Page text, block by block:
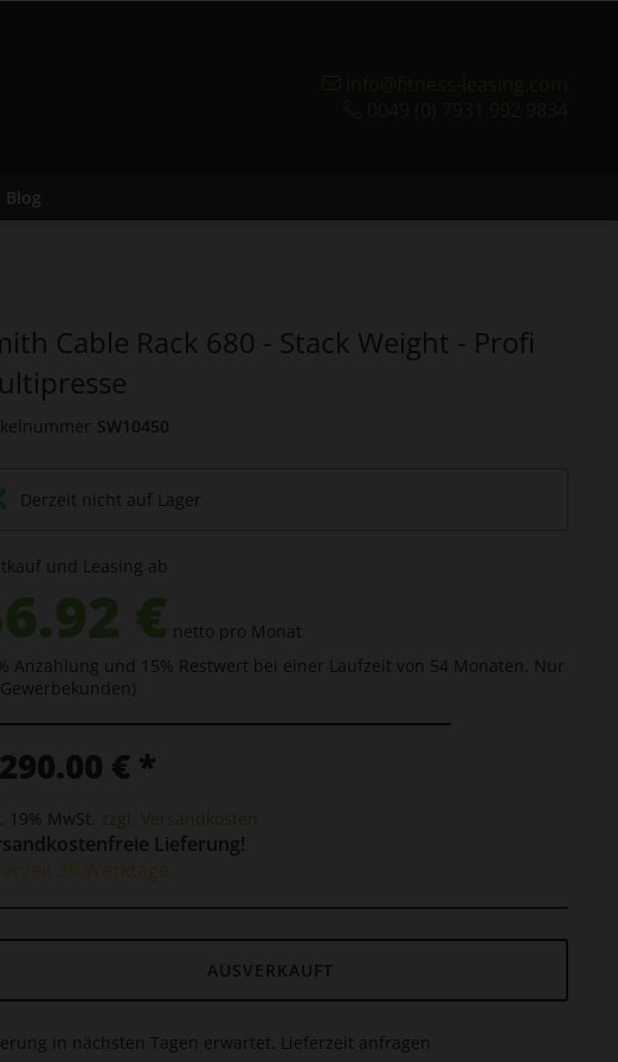
Blog
Cable Rack 680 - Stack Weight - Profi
SW10450
Derzeit nicht auf Lager
und Leasing ab
€ netto pro Monat
Anzahlung und 15% Restwert bei einer Laufzeit von 54 Monaten. Nur
€ *
19% MwSt. zzgl. Versandkosten
Lieferung!
35 Werktage
AUSVERKAUFT
in nächsten Tagen erwartet. Lieferzeit anfragen